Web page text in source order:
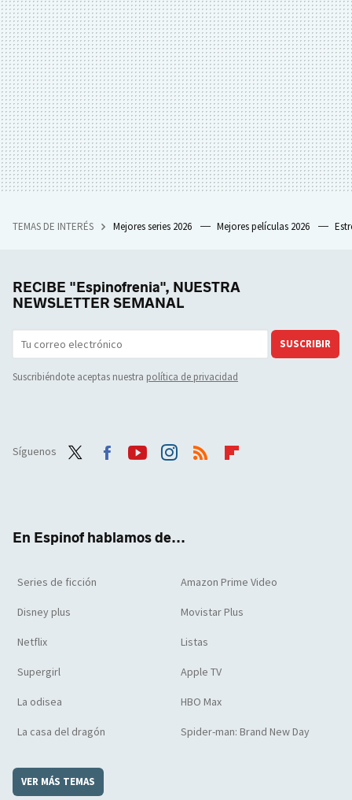
TEMAS DE INTERÉS Mejores series 2026 Mejores películas 2026
RECIBE "Espinofrenia", NUESTRA
NEWSLETTER SEMANAL
SUSCRIBIR
Suscribiéndote aceptas nuestra política de privacidad
Síguenos
En Espinof hablamos de...
Series de ficción Amazon Prime Video
Disney plus Movistar Plus
Netflix Listas
Supergirl Apple TV
La odisea HBO Max
La casa del dragón Spider-man: Brand New Day
VER MÁS TEMAS